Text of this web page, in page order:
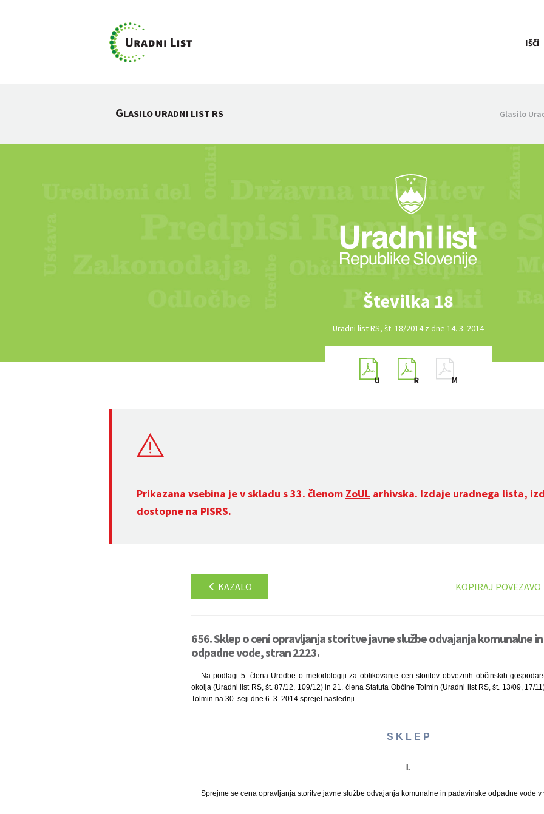
Išči
GLASILO URADNI LIST RS Glasilo
Številka 18
Uradni list RS, št. 18/2014 z dne 14. 3. 2014
Prikazana vsebina je v skladu s 33. členom ZoUL arhivska. Izdaje uradnega lista,
dostopne na PISRS.
KAZALO KOPIRAJ POVEZAVO
656. Sklep o ceni opravljanja storitve javne službe odvajanja komunalne
odpadne vode, stran 2223.
Na podlagi 5. člena Uredbe o metodologiji za oblikovanje cen storitev obveznih občinskih
okolja (Uradni list RS, št. 87/12, 109/12) in 21. člena Statuta Občine Tolmin (Uradni list RS, št. 13/09, 17/
Tolmin na 30. seji dne 6. 3. 2014 sprejel naslednji
S K L E P
I.
Sprejme se cena opravljanja storitve javne službe odvajanja komunalne in padavinske odpadne vode v